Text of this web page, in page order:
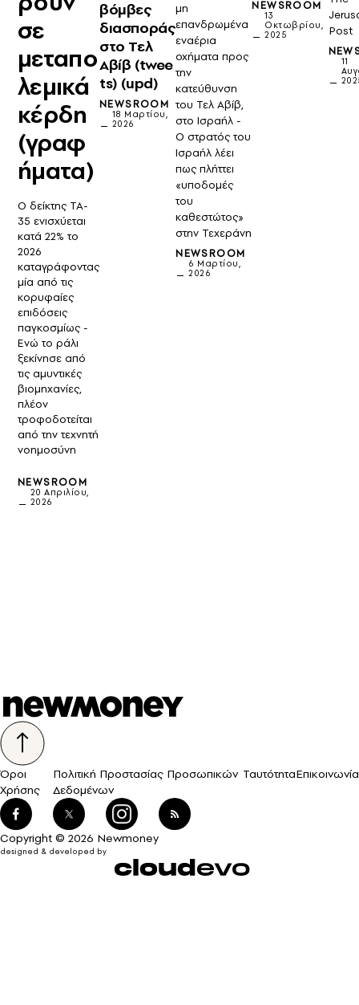
σε
μεταπο
λεμικά
κέρδη
(γραφ
ήματα)
Ο δείκτης TA-
35 ενισχύεται
κατά 22% το
2026
καταγράφοντας
μία από τις
κορυφαίες
επιδόσεις
παγκοσμίως -
Ενώ το ράλι
ξεκίνησε από
τις αμυντικές
βιομηχανίες,
πλέον
τροφοδοτείται
από την τεχνητή
νοημοσύνη
NEWSROOM
20 Απριλίου,
2026
βόμβες
διασποράς
στο Τελ
Αβίβ (twee
ts) (upd)
NEWSROOM
18 Μαρτίου,
2026
μη
επανδρωμένα
εναέρια
οχήματα προς
την
κατεύθυνση
του Τελ Αβίβ,
στο Ισραήλ -
Ο στρατός του
Ισραήλ λέει
πως πλήττει
«υποδομές
του
καθεστώτος»
στην Τεχεράνη
NEWSROOM
6 Μαρτίου,
2026
NEWSROOM
13
Οκτωβρίου,
2025
Post
11
Όροι
Χρήσης
Πολιτική Προστασίας Προσωπικών
Δεδομένων
ΤαυτότηταΕπικοινωνία
Copyright © 2026 Newmoney
designed & developed by